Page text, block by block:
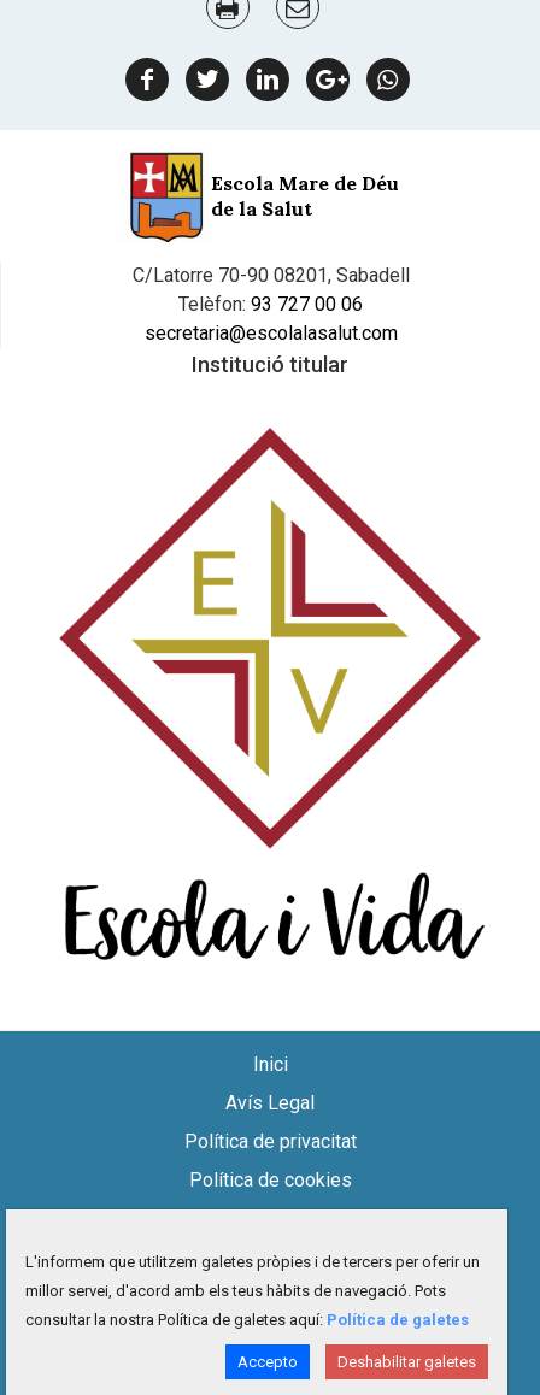
facebook
twitterlinkedingoogle
plus
Whatsapp
Escola Mare de Déu
de la Salut
C/Latorre 70-90 08201, Sabadell
Telèfon: 93 727 00 06
secretaria@escolalasalut.com
Institució titular
Inici
Avís Legal
Política de privacitat
Política de cookies
Mapa del lloc
Contacte
facebook
twitterinstagram
youtube
L'informem que utilitzem galetes pròpies i de tercers per oferir un
millor servei, d'acord amb els teus hàbits de navegació. Pots
consultar la nostra Política de galetes aquí: Política de galetes
Accepto Deshabilitar galetes